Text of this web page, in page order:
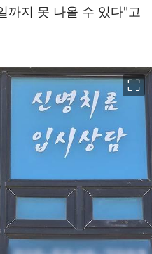
까지 못 나올 수 있다"고